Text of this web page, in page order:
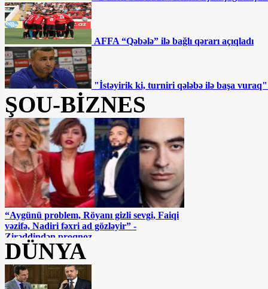
AFFA “Qəbələ” ilə bağlı qərarı açıqladı
"İstəyirik ki, turniri qələbə ilə başa
ŞOU-BİZNES
“Aygünü problem, Röyanı gizli sevgi, Faiqi
vəzifə, Nadiri fəxri ad gözləyir” -
Zirəddindən proqnoz
DÜNYA